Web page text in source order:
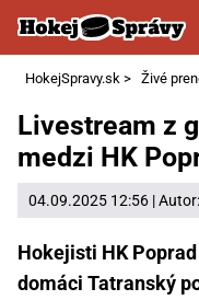
HokejSpravy.sk > Živé
Livestream z
medzi HK
04.09.2025 12:56 | Autor:
Hokejisti HK
domáci Tatranský